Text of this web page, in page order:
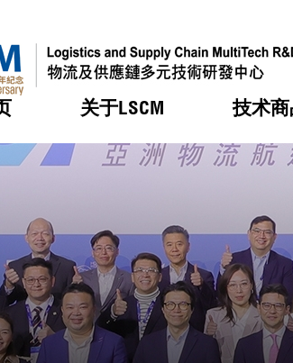
关于LSCM
机构简介
组织架构
组织架构
董事局
研究顾问
技术
服务
可获授权之
应用于公共
重点项目
合作计划
资助计划
资助计划
税务优惠
申请
评审
活动
奖项
新闻中心
媒体报导
新闻稿
会籍及服务
会员列表
会员登入